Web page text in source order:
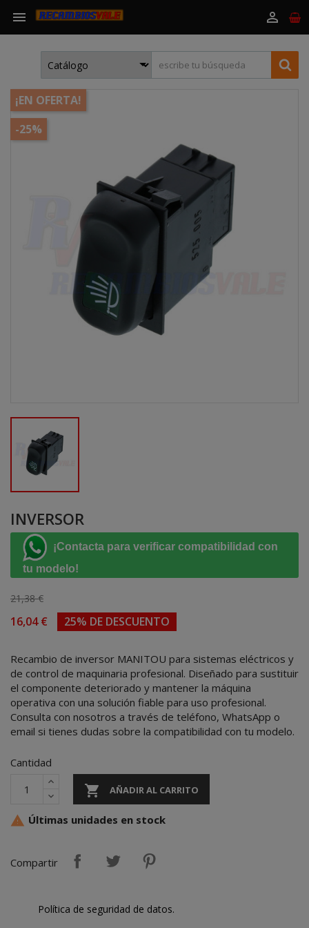
 
¡EN OFERTA!
-25%
INVERSOR
¡Contacta para verificar compatibilidad con
tu modelo!
21,38 €
16,04 € 25% DE DESCUENTO
Recambio de inversor MANITOU para sistemas eléctricos y
de control de maquinaria profesional. Diseñado para sustituir
el componente deteriorado y mantener la máquina
operativa con una solución fiable para uso profesional.
Consulta con nosotros a través de teléfono, WhatsApp o
email si tienes dudas sobre la compatibilidad con tu modelo.
Cantidad
 AÑADIR AL CARRITO
 Últimas unidades en stock
Compartir
Política de seguridad de datos.